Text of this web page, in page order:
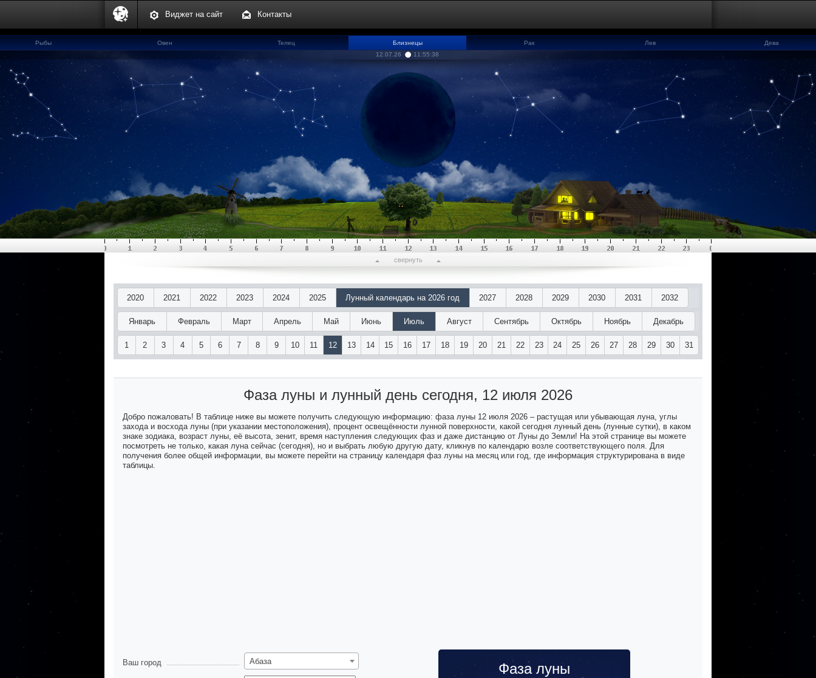
Виджет на сайт Контакты
Рыбы Овен Телец
Близнецы
12.07.26
11:55:39
Рак Лев Дева
свернуть
2020 2021 2022 2023 2024 2025 Лунный календарь на 2026 год 2027 2028 2029 2030 2031 2032
Январь Февраль Март Апрель Май Июнь Июль Август Сентябрь Октябрь Ноябрь Декабрь
1 2 3 4 5 6 7 8 9 10 11 12 13 14 15 16 17 18 19 20 21 22 23 24 25 26 27 28 29 30 31
Фаза луны и лунный день сегодня, 12 июля 2026
Добро пожаловать! В таблице ниже вы можете получить следующую информацию: фаза луны 12 июля 2026 – растущая или убывающая луна, углы
захода и восхода луны (при указании местоположения), процент освещённости лунной поверхности, какой сегодня лунный день (лунные сутки), в каком
знаке зодиака, возраст луны, её высота, зенит, время наступления следующих фаз и даже дистанцию от Луны до Земли! На этой странице вы можете
посмотреть не только, какая луна сейчас (сегодня), но и выбрать любую другую дату, кликнув по календарю возле соответствующего поля. Для
получения более общей информации, вы можете перейти на страницу календаря фаз луны на месяц или год, где информация структурирована в виде
таблицы.
Ваш город Абаза Фаза луны